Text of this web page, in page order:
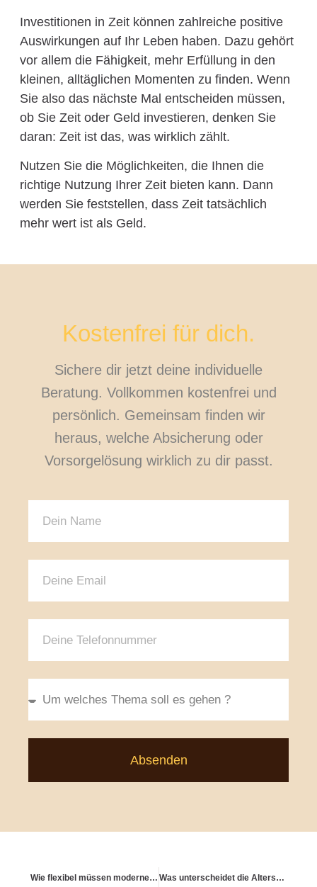
Investitionen in Zeit können zahlreiche positive
Auswirkungen auf Ihr Leben haben. Dazu gehört
vor allem die Fähigkeit, mehr Erfüllung in den
kleinen, alltäglichen Momenten zu finden. Wenn
Sie also das nächste Mal entscheiden müssen,
ob Sie Zeit oder Geld investieren, denken Sie
daran: Zeit ist das, was wirklich zählt.
Nutzen Sie die Möglichkeiten, die Ihnen die
richtige Nutzung Ihrer Zeit bieten kann. Dann
werden Sie feststellen, dass Zeit tatsächlich
mehr wert ist als Geld.
Kostenfrei für dich.
Sichere dir jetzt deine individuelle
Beratung. Vollkommen kostenfrei und
persönlich. Gemeinsam finden wir
heraus, welche Absicherung oder
Vorsorgelösung wirklich zu dir passt.
Absenden
Wie flexibel müssen moderne Altersvorsorgeprodukte sein? Was unterscheidet die Altersvorsorge von Beamten und Angestellten?